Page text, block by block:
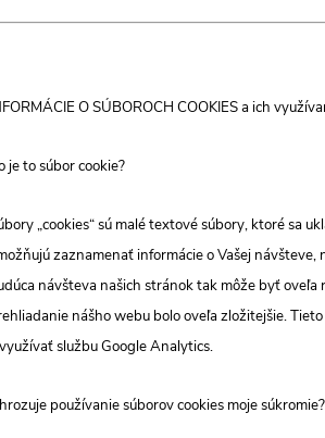
O SÚBOROCH COOKIES a ich
je to súbor cookie?
„cookies“ sú malé textové súbory, ktoré sa
zaznamenať informácie o Vašej
návšteva našich stránok tak môže byť oveľa
nášho webu bolo oveľa zložitejšie.
službu Google Analytics.
používanie súborov cookies moje súkromie?